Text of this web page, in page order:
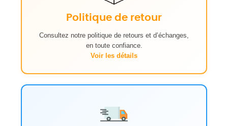
Politique de retour
Consultez notre politique de retours et d’échanges,
en toute confiance.
Voir les détails